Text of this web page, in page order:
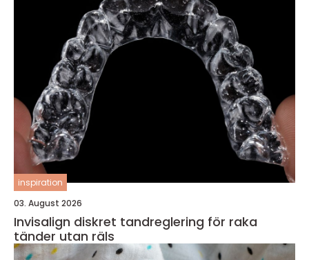
inspiration
03. August 2026
Invisalign diskret tandreglering för raka
tänder utan räls